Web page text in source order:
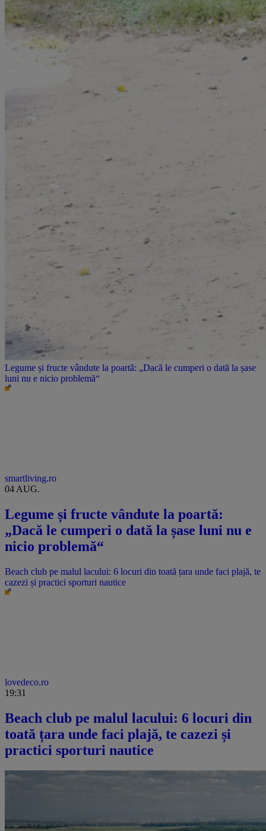
Legume și fructe vândute la poartă: „Dacă le cumperi o dată la șase
luni nu e nicio problemă“
smartliving.ro
04 AUG.
Legume și fructe vândute la poartă:
„Dacă le cumperi o dată la șase luni nu e
nicio problemă“
Beach club pe malul lacului: 6 locuri din toată țara unde faci plajă, te
cazezi și practici sporturi nautice
lovedeco.ro
19:31
Beach club pe malul lacului: 6 locuri din
toată țara unde faci plajă, te cazezi și
practici sporturi nautice